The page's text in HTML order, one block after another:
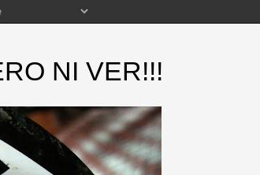
NI VER!!!